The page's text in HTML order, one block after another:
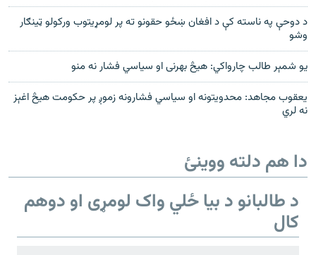
د دوحې په ناسته کې د افغان ښځو حقونو ته پر لومړیتوب ورکولو ټینګار
وشو
یو شمېر طالب چارواکي: هیڅ بهرنی او سیاسي فشار نه منو
یعقوب مجاهد: محدویتونه او سیاسي فشارونه زموږ پر حکومت هیڅ اغېز
نه لري
دا هم دلته ووینئ
د طالبانو د بیا ځلي واک لومړی او دوهم
کال